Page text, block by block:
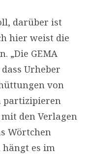
darüber ist
hier weist die
„Die GEMA
Urheber
von
partizipieren
den Verlagen
Wörtchen
hängt es im